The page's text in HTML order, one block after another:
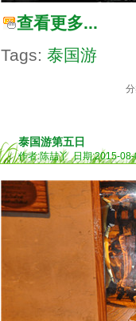
查看更多...
Tags: 泰国游
泰国游第五日
作者:陈喆丫 日期:2015-